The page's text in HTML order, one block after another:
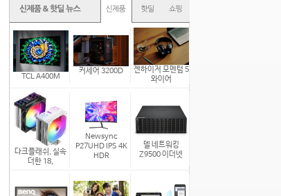
TCL A400M
커세어 3200D
젠하이저 모멘텀 5
와이어
다크플래쉬, 실속
더한 18,
Newsync
P27UHD IPS 4K
HDR
델 네트워킹
Z9500 이더넷